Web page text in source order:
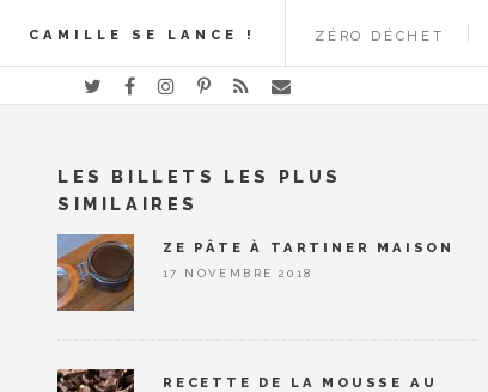
CAMILLE SE LANCE ! ZÉRO DÉCHET
LES BILLETS LES PLUS
SIMILAIRES
ZE PÂTE À TARTINER MAISON
17 NOVEMBRE 2018
RECETTE DE LA MOUSSE AU